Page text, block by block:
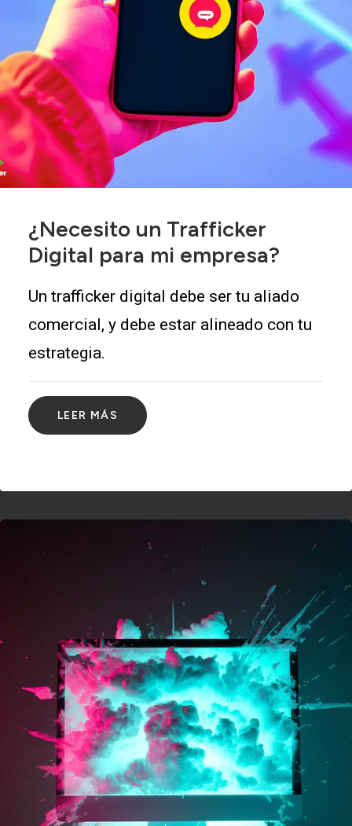
¿Necesito un Trafficker
Digital para mi empresa?
Un trafficker digital debe ser tu aliado
comercial, y debe estar alineado con tu
estrategia.
LEER MÁS